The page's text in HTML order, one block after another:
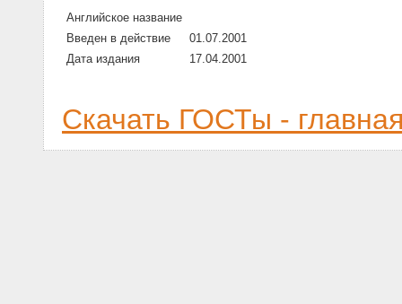
Английское название
Введен в действие
01.07.2001
Дата издания
17.04.2001
Скачать ГОСТы -